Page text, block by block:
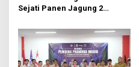
s
Sejati Panen Jagung 2